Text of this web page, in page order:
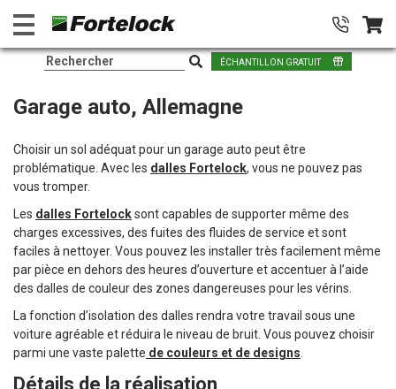
ÉCHANTILLON GRATUIT
Garage auto, Allemagne
Choisir un sol adéquat pour un garage auto peut être
problématique. Avec les dalles Fortelock, vous ne pouvez pas
vous tromper.
Les dalles Fortelocksont capables de supporter même des
charges excessives, des fuites des fluides de service et sont
faciles à nettoyer. Vous pouvez les installer très facilement même
par pièce en dehors des heures d’ouverture et accentuer à l’aide
des dalles de couleur des zones dangereuses pour les vérins.
La fonction d’isolation des dalles rendra votre travail sous une
voiture agréable et réduira le niveau de bruit. Vous pouvez choisir
parmi une vaste palette de couleurs et de designs
Détails de la réalisation